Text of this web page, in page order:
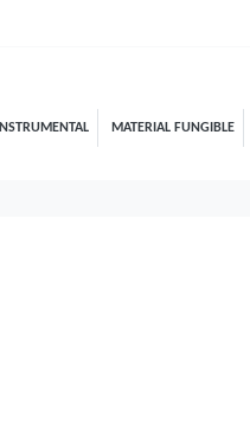
INSTRUMENTAL MATERIAL FUNGIBLE